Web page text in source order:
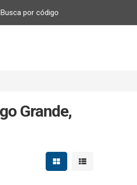
Grande,
Mostrar resultados em
Mostrar